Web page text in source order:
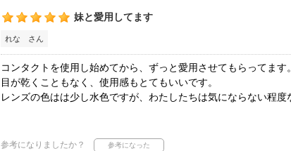
妹と愛用してます
れな さん
コンタクトを使用し始めてから、ずっと愛用させてもらってます。
目が乾くこともなく、使用感もとてもいいです。
レンズの色はは少し水色ですが、わたしたちは気にならない程度
参考になりましたか？